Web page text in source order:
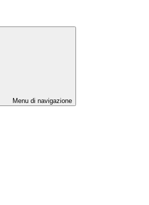
Menu di navigazione